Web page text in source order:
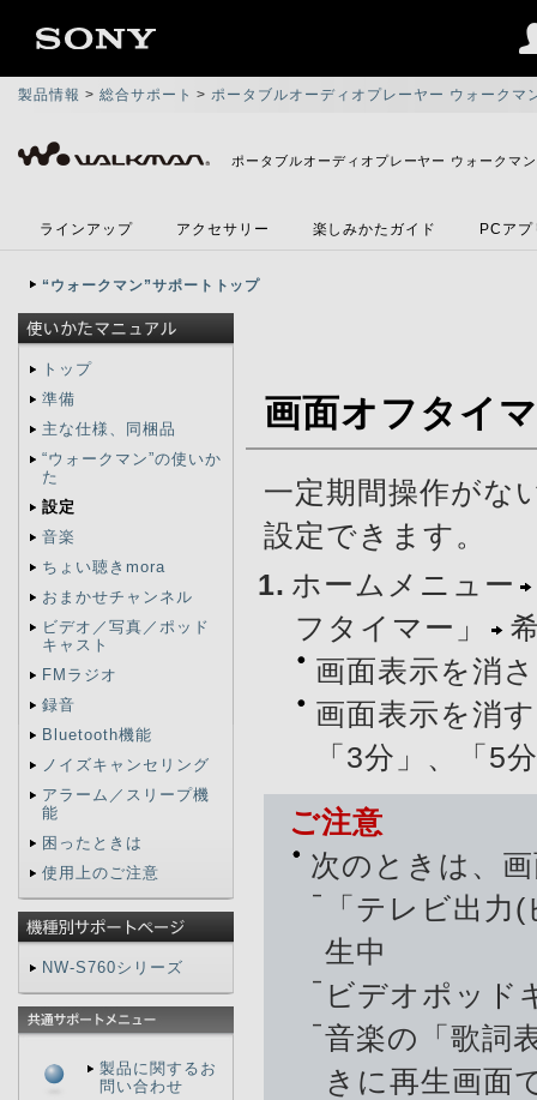
製品情報 > 総合サポート >ポータブルオーディオプレーヤー ウォークマ
ポータブルオーディオプレーヤー ウォークマン
ラインアップ アクセサリー 楽しみかたガイド PCア
“ウォークマン”サポートトップ
トップ
準備
主な仕様、同梱品
“ウォークマン”の使いか
た
設定
音楽
ちょい聴きmora
おまかせチャンネル
ビデオ／写真／ポッド
キャスト
FMラジオ
録音
Bluetooth機能
ノイズキャンセリング
アラーム／スリープ機
能
困ったときは
使用上のご注意
NW-S760シリーズ
製品に関するお
問い合わせ
画面オフタイ
一定期間操作がな
設定できます。
ホームメニュー
フタイマー」
画面表示を消
画面表示を消
「3分」、「5
ご注意
次のときは、
「テレビ出
生中
ビデオポッド
音楽の「歌詞
きに再生画面